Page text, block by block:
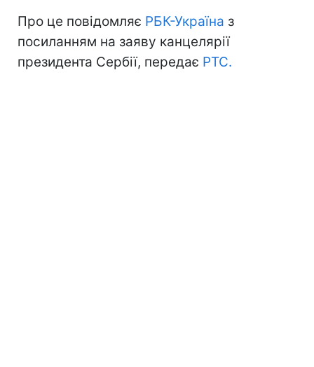
Про це повідомляє РБК-Україна з
посиланням на заяву канцелярії
президента Сербії, передає РТС.